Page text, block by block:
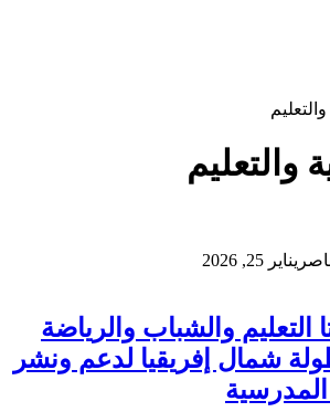
والتعليم
يناير 25, 2026
التعليم والشباب والرياضة
شمال إفريقيا لدعم ونشر